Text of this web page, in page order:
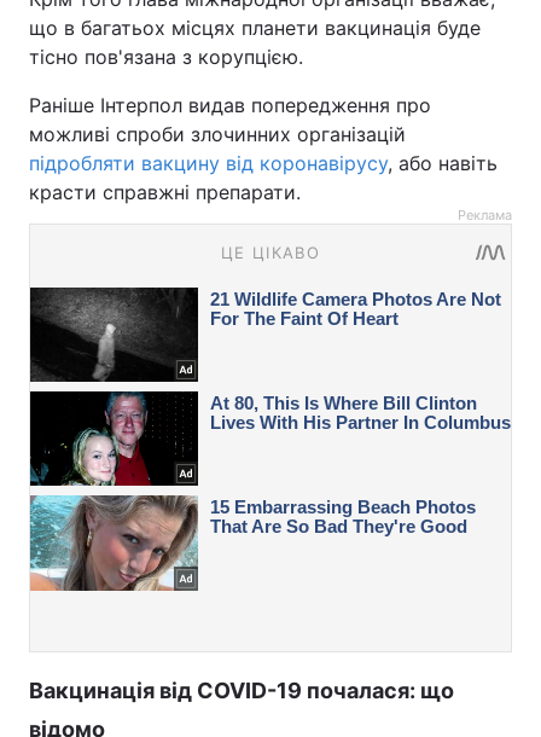
що в багатьох місцях планети вакцинація буде
тісно пов'язана з корупцією.
Раніше Інтерпол видав попередження про
можливі спроби злочинних організацій
підробляти вакцину від коронавірусу, або навіть
красти справжні препарати.
Реклама
Вакцинація від COVID-19 почалася: що
відомо